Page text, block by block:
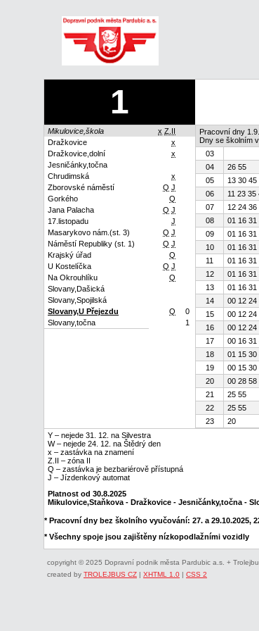
1
Mikulovice,škola x Z.II
Dražkovice
x
Dražkovice,dolní
x
Jesničánky,točna
Chrudimská
x
Zborovské náměstí
Q J
Gorkého
Q
Jana Palacha
Q J
17.listopadu
J
Masarykovo nám.(st. 3)
Q J
Náměstí Republiky (st. 1)
Q J
Krajský úřad
Q
U Kostelíčka
Q J
Na Okrouhlíku
Q
Slovany,Dašická
Slovany,Spojilská
Slovany,U Přejezdu
Q
0
Slovany,točna
1
Pracovní dny
Dny se školním
03
04
26 55
05
13 30 45
06
11 23 35
07
12 24 36
08
01 16 31
09
01 16 31
10
01 16 31
11
01 16 31
12
01 16 31
13
01 16 31
14
00 12 24
15
00 12 24
16
00 12 24
17
00 16 31
18
01 15 30
19
00 15 30
20
00 28 58
21
25 55
22
25 55
23
20
Y – nejede 31. 12. na Silvestra
W – nejede 24. 12. na Štědrý den
x – zastávka na znamení
Z.II – zóna II
Q – zastávka je bezbariérově přístupná
J – Jízdenkový automat
Platnost od 30.8.2025
Mikulovice,Staňkova - Dražkovice - Jesničánky,točna -
* Pracovní dny bez školního vyučování: 27. a 29.10.2025,
* Všechny spoje jsou zajištěny nízkopodlažními vozidly
copyright © 2025 Dopravní podnik města Pardubic a.s. +
created by TROLEJBUS CZ | XHTML 1.0 | CSS 2